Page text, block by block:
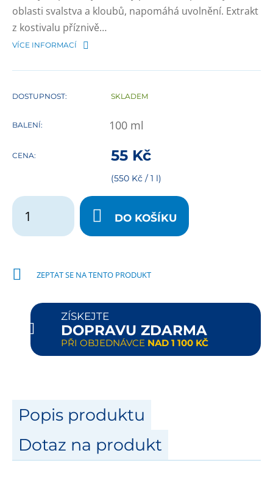
oblasti svalstva a kloubů, napomáhá uvolnění. Extrakt
z kostivalu příznivě…
VÍCE INFORMACÍ
DOSTUPNOST: SKLADEM
BALENÍ: 100 ml
CENA: 55 Kč
(550 Kč / 1 l)
DO KOŠÍKU
ZEPTAT SE NA TENTO PRODUKT
ZÍSKEJTE
DOPRAVU ZDARMA
PŘI OBJEDNÁVCE NAD 1 100 KČ
Popis produktu
Dotaz na produkt